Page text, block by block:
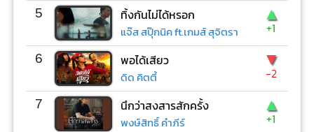
5 ทิ้งกันไม่ได้หรอก
แจ๊ส สปุ๊กนิค ft.เกมส์ สุจิตรา
▲
+1
6 พอได้เสียว
ดิด คิตตี้
▼
-2
7 นึกว่าสงสารสักครั้ง
พงษ์สิทธิ์ คำภีร์
▲
+1